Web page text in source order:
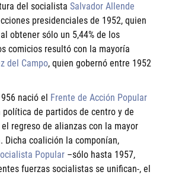
del socialista Salvador Allende
presidenciales de 1952, quien
obtener sólo un 5,44% de los
comicios resultó con la mayoría
del Campo, quien gobernó entre 1952
nació el Frente de Acción Popular
política de partidos de centro y de
regreso de alianzas con la mayor
Dicha coalición la componían,
Popular –sólo hasta 1957,
fuerzas socialistas se unifican-, el